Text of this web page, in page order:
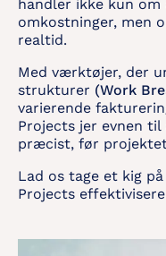
handler ikke kun
omkostninger, men
realtid.
Med værktøjer, der
strukturer (Work
varierende
Projects jer evnen
præcist, før
Lad os tage et kig på
Projects